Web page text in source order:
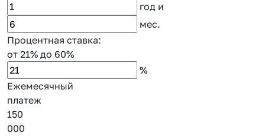
год и
мес.
Процентная ставка:
от 21% до 60%
%
Ежемесячный
платеж
150
000